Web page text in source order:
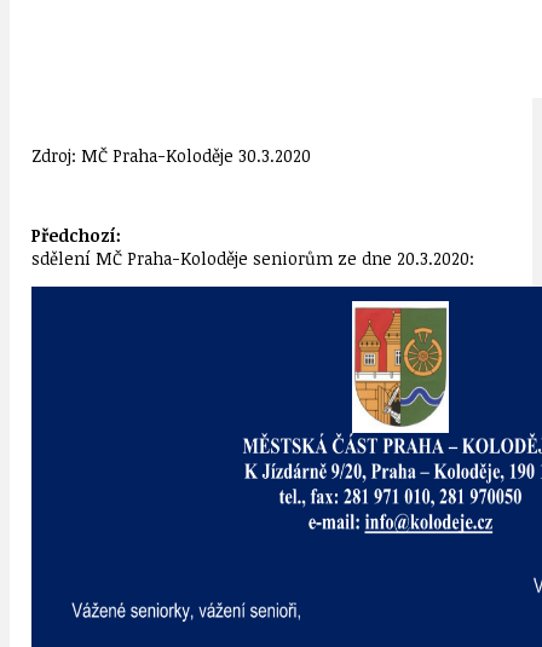
Zdroj: MČ Praha-Koloděje 30.3.2020
Předchozí:
sdělení MČ Praha-Koloděje seniorům ze dne 20.3.2020: